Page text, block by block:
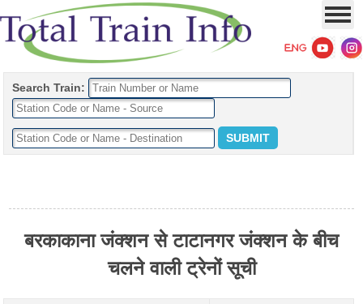
Search Train:
बरकाकाना जंक्शन से टाटानगर जंक्शन के बीच
चलने वाली ट्रेनों सूची